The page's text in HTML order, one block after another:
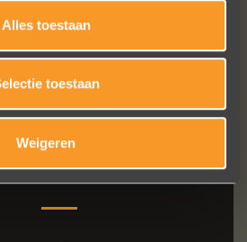
Alles toestaan
toestaan
Weigeren
WIM MEEUSSEN